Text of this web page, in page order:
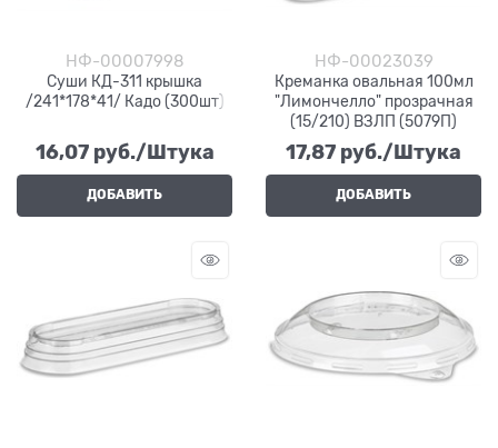
НФ-00007998
Суши КД-311 крышка
/241*178*41/ Кадо (300шт)
16,07 руб./Штука
ДОБАВИТЬ
НФ-00023039
Креманка овальная 100мл
"Лимончелло" прозрачная
(15/210) ВЗЛП (5079П)
17,87 руб./Штука
ДОБАВИТЬ